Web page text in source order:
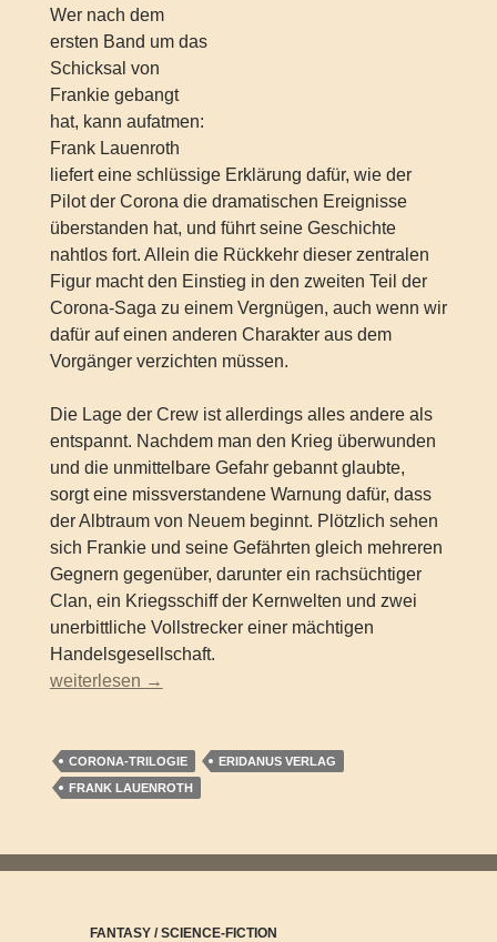
Wer nach dem
ersten Band um das
Schicksal von
Frankie gebangt
hat, kann aufatmen:
Frank Lauenroth
liefert eine schlüssige Erklärung dafür, wie der
Pilot der Corona die dramatischen Ereignisse
überstanden hat, und führt seine Geschichte
nahtlos fort. Allein die Rückkehr dieser zentralen
Figur macht den Einstieg in den zweiten Teil der
Corona-Saga zu einem Vergnügen, auch wenn wir
dafür auf einen anderen Charakter aus dem
Vorgänger verzichten müssen.
Die Lage der Crew ist allerdings alles andere als
entspannt. Nachdem man den Krieg überwunden
und die unmittelbare Gefahr gebannt glaubte,
sorgt eine missverstandene Warnung dafür, dass
der Albtraum von Neuem beginnt. Plötzlich sehen
sich Frankie und seine Gefährten gleich mehreren
Gegnern gegenüber, darunter ein rachsüchtiger
Clan, ein Kriegsschiff der Kernwelten und zwei
unerbittliche Vollstrecker einer mächtigen
Handelsgesellschaft.
FRANK LAUENROTH – White Fire – Band 2 der
weiterlesen →
CORONA-TRILOGIE
ERIDANUS VERLAG
FRANK LAUENROTH
FANTASY / SCIENCE-FICTION